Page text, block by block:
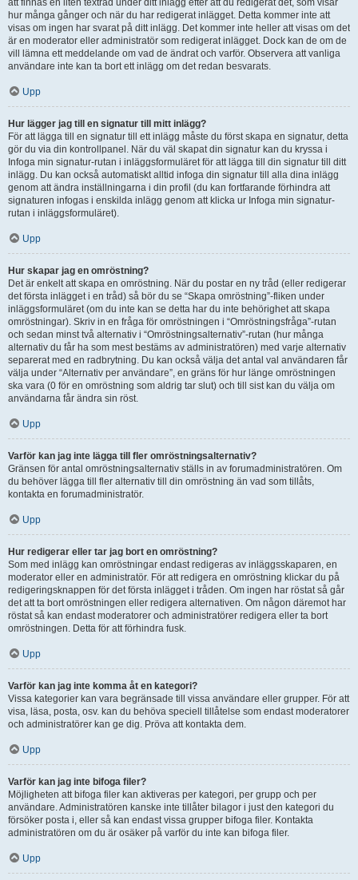
att finnas en liten textrad under ditt inlägg efter att du redigerat det, som visar
hur många gånger och när du har redigerat inlägget. Detta kommer inte att
visas om ingen har svarat på ditt inlägg. Det kommer inte heller att visas om det
är en moderator eller administratör som redigerat inlägget. Dock kan de om de
vill lämna ett meddelande om vad de ändrat och varför. Observera att vanliga
användare inte kan ta bort ett inlägg om det redan besvarats.
Upp
Hur lägger jag till en signatur till mitt inlägg?
För att lägga till en signatur till ett inlägg måste du först skapa en signatur, detta
gör du via din kontrollpanel. När du väl skapat din signatur kan du kryssa i
Infoga min signatur-rutan i inläggsformuläret för att lägga till din signatur till ditt
inlägg. Du kan också automatiskt alltid infoga din signatur till alla dina inlägg
genom att ändra inställningarna i din profil (du kan fortfarande förhindra att
signaturen infogas i enskilda inlägg genom att klicka ur Infoga min signatur-
rutan i inläggsformuläret).
Upp
Hur skapar jag en omröstning?
Det är enkelt att skapa en omröstning. När du postar en ny tråd (eller redigerar
det första inlägget i en tråd) så bör du se “Skapa omröstning”-fliken under
inläggsformuläret (om du inte kan se detta har du inte behörighet att skapa
omröstningar). Skriv in en fråga för omröstningen i “Omröstningsfråga”-rutan
och sedan minst två alternativ i “Omröstningsalternativ”-rutan (hur många
alternativ du får ha som mest bestäms av administratören) med varje alternativ
separerat med en radbrytning. Du kan också välja det antal val användaren får
välja under “Alternativ per användare”, en gräns för hur länge omröstningen
ska vara (0 för en omröstning som aldrig tar slut) och till sist kan du välja om
användarna får ändra sin röst.
Upp
Varför kan jag inte lägga till fler omröstningsalternativ?
Gränsen för antal omröstningsalternativ ställs in av forumadministratören. Om
du behöver lägga till fler alternativ till din omröstning än vad som tillåts,
kontakta en forumadministratör.
Upp
Hur redigerar eller tar jag bort en omröstning?
Som med inlägg kan omröstningar endast redigeras av inläggsskaparen, en
moderator eller en administratör. För att redigera en omröstning klickar du på
redigeringsknappen för det första inlägget i tråden. Om ingen har röstat så går
det att ta bort omröstningen eller redigera alternativen. Om någon däremot har
röstat så kan endast moderatorer och administratörer redigera eller ta bort
omröstningen. Detta för att förhindra fusk.
Upp
Varför kan jag inte komma åt en kategori?
Vissa kategorier kan vara begränsade till vissa användare eller grupper. För att
visa, läsa, posta, osv. kan du behöva speciell tillåtelse som endast moderatorer
och administratörer kan ge dig. Pröva att kontakta dem.
Upp
Varför kan jag inte bifoga filer?
Möjligheten att bifoga filer kan aktiveras per kategori, per grupp och per
användare. Administratören kanske inte tillåter bilagor i just den kategori du
försöker posta i, eller så kan endast vissa grupper bifoga filer. Kontakta
administratören om du är osäker på varför du inte kan bifoga filer.
Upp